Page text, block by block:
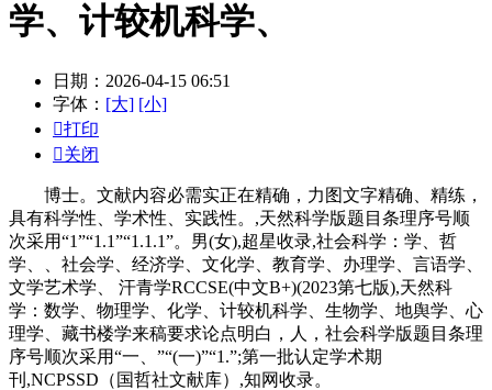
学、计较机科学、
日期：2026-04-15 06:51
字体： [大] [小]
打印
关闭
博士。文献内容必需实正在精确，力图文字精确、精练，
具有科学性、学术性、实践性。,天然科学版题目条理序号顺
次采用“1”“1.1”“1.1.1”。男(女),超星收录,社会科学：学、哲
学、、社会学、经济学、文化学、教育学、办理学、言语学、
文学艺术学、 汗青学RCCSE(中文B+)(2023第七版),天然科
学：数学、物理学、化学、计较机科学、生物学、地舆学、心
理学、藏书楼学来稿要求论点明白，人，社会科学版题目条理
序号顺次采用“一、”“(一)”“1.”;第一批认定学术期
刊,NCPSSD（国哲社文献库）,知网收录。